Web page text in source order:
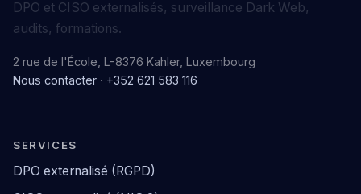
DPO et CISO externalisés, surveillance Dark Web,
audits, formations.
2 rue de l'École, L-8376 Kahler, Luxembourg
Nous contacter · +352 621 583 116
SERVICES
DPO externalisé (RGPD)